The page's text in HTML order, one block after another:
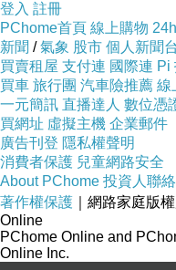
『 圖書府 』 是指古籍堆
登入 註冊
PChome首頁 線上購物
新聞 /氣象 股市 個人新聞台
買賣租屋 支付連 國際連 Pi
買車 旅行團 汽車險推薦 線
一元簡訊 直播達人 數位憑
買網址 虛擬主機 企業郵件
廣告刊登 隱私權聲明
消費者保護 兒童網路安全
About PChome 投資人聯絡
著作權保護 ｜網路家庭版
Online
PChome Online and
Online Inc.